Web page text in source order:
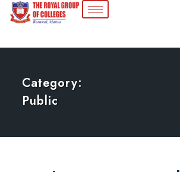
Category:
Public